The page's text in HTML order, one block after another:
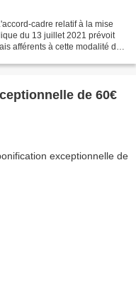
cadre relatif à la mise
du 13 juillet 2021 prévoit
afférents à cette modalité de
de 60€